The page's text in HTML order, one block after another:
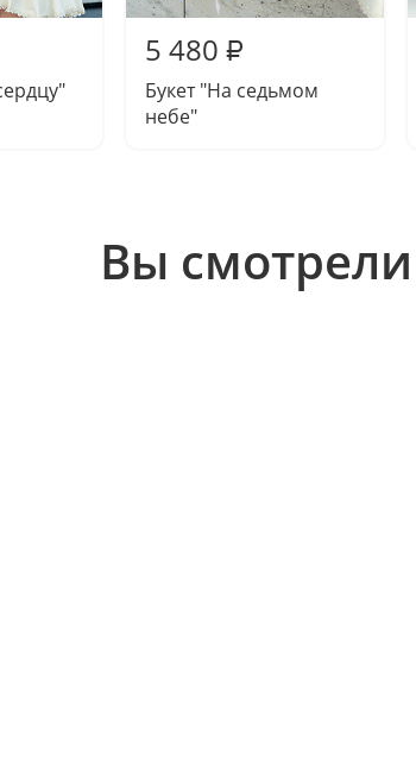
5 480 ₽
Букет "На седьмом
небе"
Вы смотрели